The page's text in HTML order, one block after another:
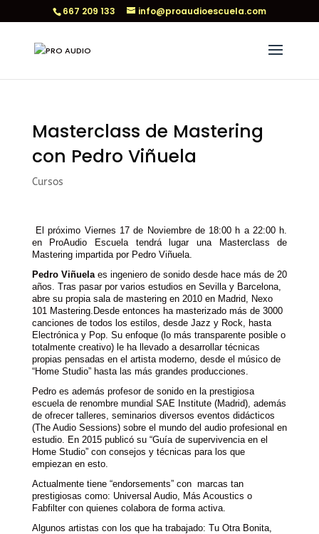
667 209 133 info@proaudioescuela.com
Masterclass de Mastering
con Pedro Viñuela
Cursos
El próximo Viernes 17 de Noviembre de 18:00 h a 22:00 h.
en ProAudio Escuela tendrá lugar una Masterclass de
Mastering impartida por Pedro Viñuela.
Pedro Viñuelaes ingeniero de sonido desde hace más de 20
años. Tras pasar por varios estudios en Sevilla y Barcelona,
abre su propia sala de mastering en 2010 en Madrid, Nexo
101 Mastering.Desde entonces ha masterizado más de 3000
canciones de todos los estilos, desde Jazz y Rock, hasta
Electrónica y Pop. Su enfoque (lo más transparente posible o
totalmente creativo) le ha llevado a desarrollar técnicas
propias pensadas en el artista moderno, desde el músico de
“Home Studio” hasta las más grandes producciones.
Pedro es además profesor de sonido en la prestigiosa
escuela de renombre mundial SAE Institute (Madrid), además
de ofrecer talleres, seminarios diversos eventos didácticos
(The Audio Sessions) sobre el mundo del audio profesional en
estudio. En 2015 publicó su “Guía de supervivencia en el
Home Studio” con consejos y técnicas para los que
empiezan en esto.
Actualmente tiene “endorsements” con marcas tan
prestigiosas como: Universal Audio, Más Acoustics o
Fabfilter con quienes colabora de forma activa.
Algunos artistas con los que ha trabajado: Tu Otra Bonita,